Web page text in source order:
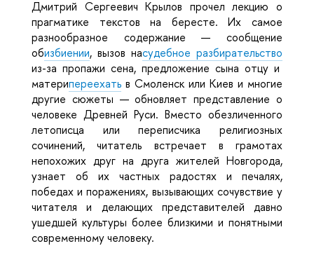
Дмитрий Сергеевич Крылов прочел лекцию о
прагматике текстов на бересте. Их самое
разнообразное содержание — сообщение
обизбиении, вызов насудебное разбирательство
из-за пропажи сена, предложение сына отцу и
материпереехать в Смоленск или Киев и многие
другие сюжеты — обновляет представление о
человеке Древней Руси. Вместо обезличенного
летописца или переписчика религиозных
сочинений, читатель встречает в грамотах
непохожих друг на друга жителей Новгорода,
узнает об их частных радостях и печалях,
победах и поражениях, вызывающих сочувствие у
читателя и делающих представителей давно
ушедшей культуры более близкими и понятными
современному человеку.